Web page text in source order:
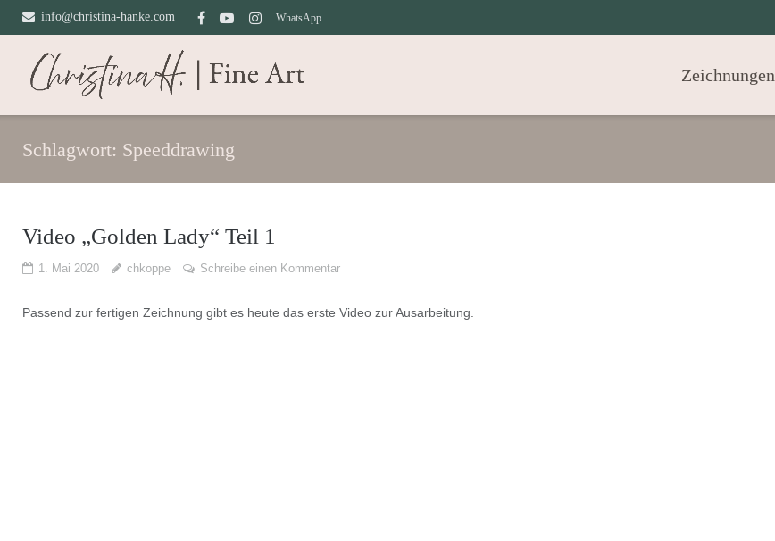
Direkt
info@christina-hanke.com WhatsApp
Zeichnungen
Schlagwort: Speeddrawing
Video „Golden Lady“ Teil 1
1. Mai 2020 chkoppe Schreibe einen Kommentar
Passend zur fertigen Zeichnung gibt es heute das erste Video zur Ausarbeitung.